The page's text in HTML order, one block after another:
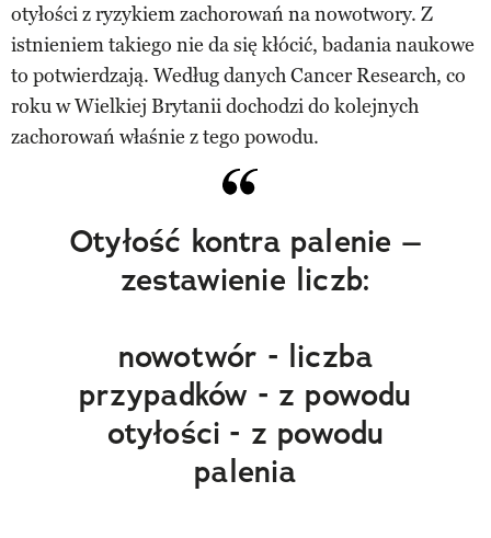
otyłości z ryzykiem zachorowań na nowotwory. Z
istnieniem takiego nie da się kłócić, badania naukowe
to potwierdzają. Według danych Cancer Research, co
roku w Wielkiej Brytanii dochodzi do kolejnych
zachorowań właśnie z tego powodu.
Otyłość kontra palenie –
zestawienie liczb:
nowotwór - liczba
przypadków - z powodu
otyłości - z powodu
palenia